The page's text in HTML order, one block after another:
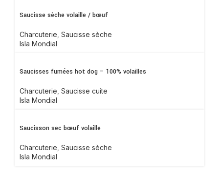
Saucisse sèche volaille / bœuf
Charcuterie Saucisse sèche
Isla Mondial
Saucisses fumées hot dog – 100% volailles
Charcuterie Saucisse cuite
Isla Mondial
Saucisson sec bœuf volaille
Charcuterie Saucisse sèche
Isla Mondial